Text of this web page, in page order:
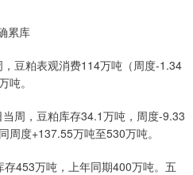
累库
豆粕表观消费114万吨（周度-1.34
。
周，豆粕库存34.1万吨，周度-9.33
度+137.55万吨至530万吨。
453万吨，上年同期400万吨。五